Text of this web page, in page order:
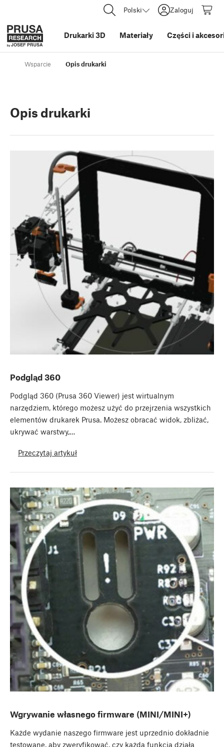
Polski Zaloguj
Drukarki 3D Materiały Części i
Wsparcie Opis drukarki
Opis drukarki
Podgląd 360
Podgląd 360 (Prusa 360 Viewer) jest wirtualnym
narzędziem, którego możesz użyć do przejrzenia wszystkich
elementów drukarek Prusa. Możesz obracać widok, zbliżać,
ukrywać warstwy,…
Przeczytaj artykuł
Wgrywanie własnego firmware (MINI/MINI+)
Każde wydanie naszego firmware jest uprzednio dokładnie
testowane, aby zweryfikować, czy każda funkcja działa